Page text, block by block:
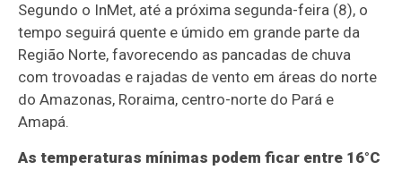
Segundo o InMet, até a próxima segunda-feira (8), o
tempo seguirá quente e úmido em grande parte da
Região Norte, favorecendo as pancadas de chuva
com trovoadas e rajadas de vento em áreas do norte
do Amazonas, Roraima, centro-norte do Pará e
Amapá.
As temperaturas mínimas podem ficar entre 16°C